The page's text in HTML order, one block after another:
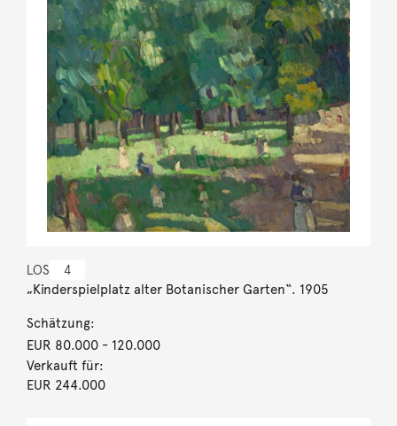
LOS 4
„Kinderspielplatz alter Botanischer Garten“. 1905
Schätzung:
EUR 80.000- 120.000
Verkauft für:
EUR 244.000